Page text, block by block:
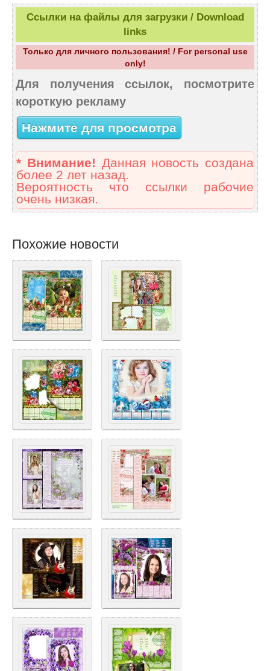
Ссылки на файлы для загрузки / Download
links
Только для личного пользования! / For personal use
only!
Для получения ссылок, посмотрите
короткую рекламу
Нажмите для просмотра
* Внимание! Данная новость создана
более 2 лет назад.
Вероятность что ссылки рабочие
очень низкая.
Похожие новости